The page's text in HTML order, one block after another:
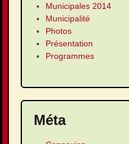
Municipales 2014
Municipalité
Photos
Présentation
Programmes
Méta